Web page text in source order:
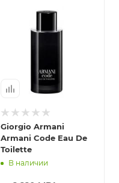
Giorgio Armani
Armani Code Eau De
Toilette
В наличии